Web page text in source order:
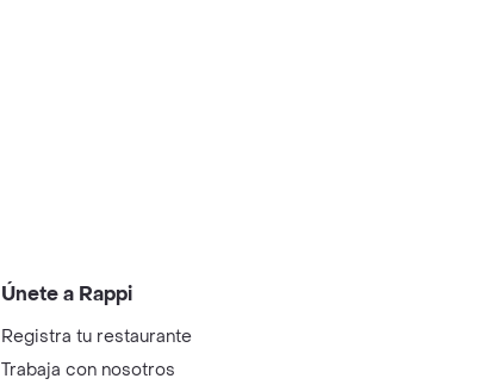
Únete a Rappi
Registra tu restaurante
Trabaja con nosotros